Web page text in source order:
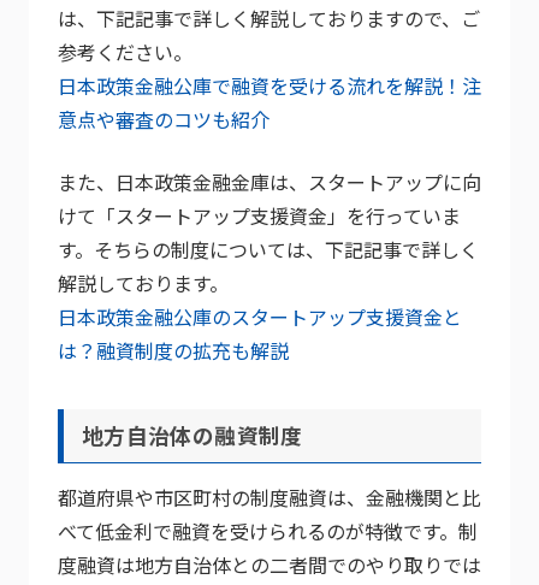
は、下記記事で詳しく解説しておりますので、ご
参考ください。
日本政策金融公庫で融資を受ける流れを解説！注
意点や審査のコツも紹介
また、日本政策金融金庫は、スタートアップに向
けて「スタートアップ支援資金」を行っていま
す。そちらの制度については、下記記事で詳しく
解説しております。
日本政策金融公庫のスタートアップ支援資金と
は？融資制度の拡充も解説
地方自治体の融資制度
都道府県や市区町村の制度融資は、金融機関と比
べて低金利で融資を受けられるのが特徴です。制
度融資は地方自治体との二者間でのやり取りでは